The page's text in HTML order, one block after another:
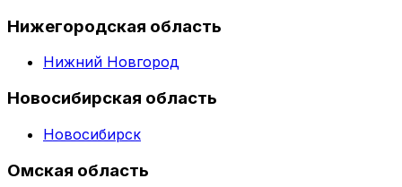
Нижегородская область
Нижний Новгород
Новосибирская область
Новосибирск
Омская область